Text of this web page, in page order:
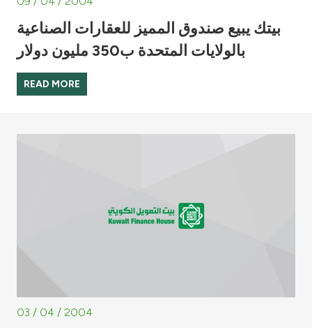
بيتك يبيع صندوق المميز للعقارات الصناعية
بالولايات المتحدة ب350 مليون دولار
READ MORE
03 / 04 / 2004